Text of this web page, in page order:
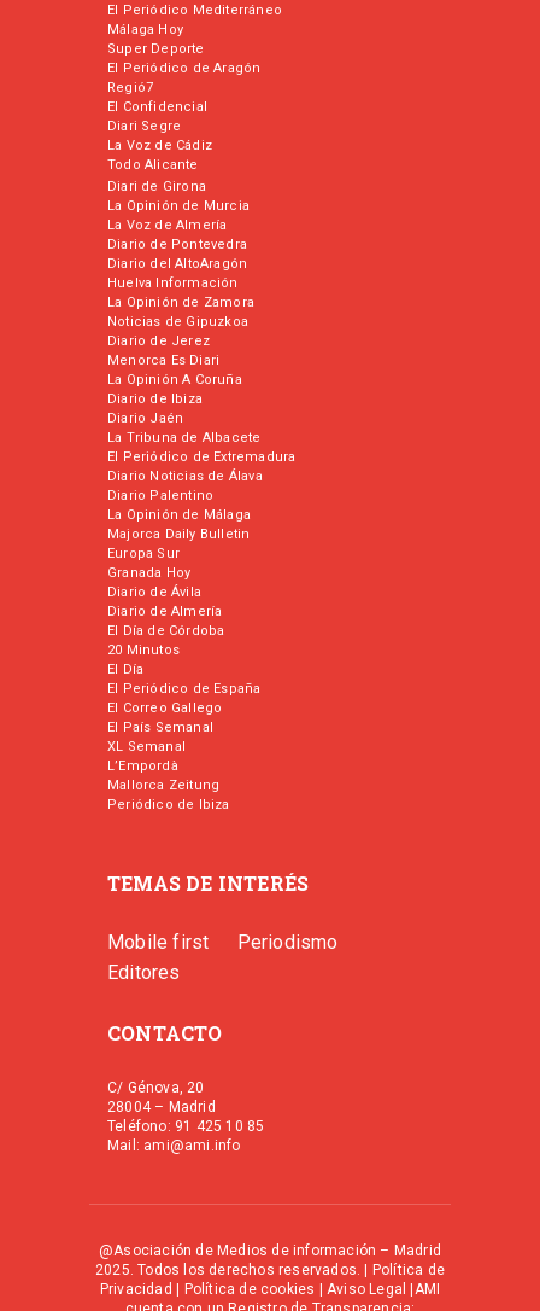
El Periódico Mediterráneo
Málaga Hoy
Super Deporte
El Periódico de Aragón
Regió7
El Confidencial
Diari Segre
La Voz de Cádiz
Todo Alicante
Diari de Girona
La Opinión de Murcia
La Voz de Almería
Diario de Pontevedra
Diario del AltoAragón
Huelva Información
La Opinión de Zamora
Noticias de Gipuzkoa
Diario de Jerez
Menorca Es Diari
La Opinión A Coruña
Diario de Ibiza
Diario Jaén
La Tribuna de Albacete
El Periódico de Extremadura
Diario Noticias de Álava
Diario Palentino
La Opinión de Málaga
Majorca Daily Bulletin
Europa Sur
Granada Hoy
Diario de Ávila
Diario de Almería
El Día de Córdoba
20 Minutos
El Día
El Periódico de España
El Correo Gallego
El País Semanal
XL Semanal
L’Empordà
Mallorca Zeitung
Periódico de Ibiza
TEMAS DE INTERÉS
Mobile first
Periodismo
Editores
CONTACTO
C/ Génova, 20
28004 – Madrid
Teléfono: 91 425 10 85
Mail: ami@ami.info
@Asociación de Medios de información – Madrid
2025. Todos los derechos reservados. | Política de
Privacidad | Política de cookies | Aviso Legal |AMI